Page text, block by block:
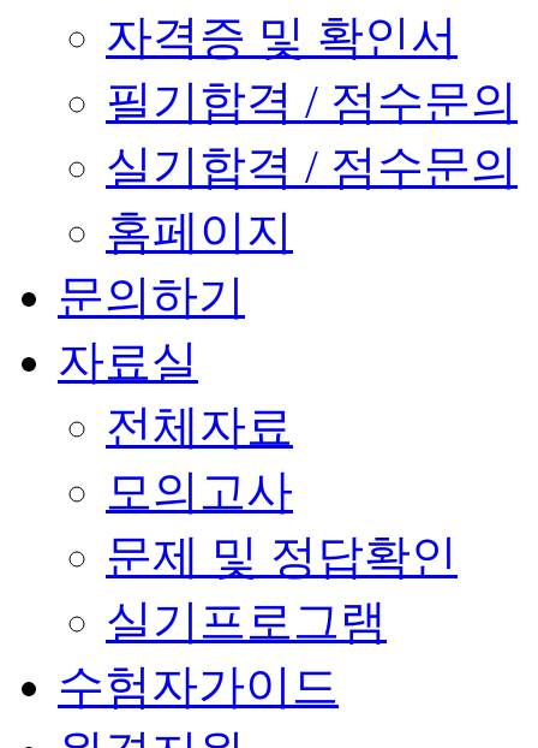
자격증 및 확인서
필기합격 / 점수문의
실기합격 / 점수문의
홈페이지
문의하기
자료실
전체자료
모의고사
문제 및 정답확인
실기프로그램
수험자가이드